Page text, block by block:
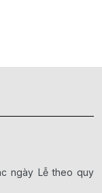
ngày Lễ theo quy